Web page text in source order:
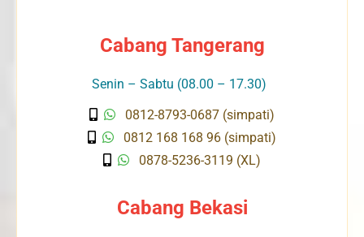
Cabang Tangerang
Senin – Sabtu (08.00 – 17.30)
0812-8793-0687 (simpati)
0812 168 168 96 (simpati)
0878-5236-3119 (XL)
Cabang Bekasi